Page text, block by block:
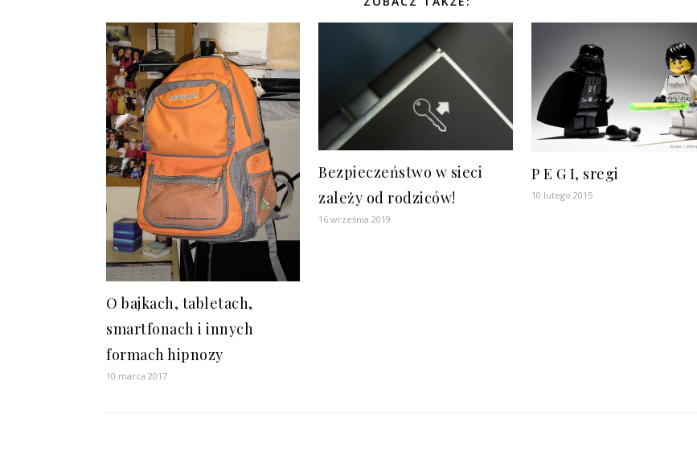
O bajkach, tabletach,
smartfonach i innych
formach hipnozy
10 marca 2017
Bezpieczeństwo w sieci
zależy od rodziców!
16 września 2019
P E G I, sregi
10 lutego 2015